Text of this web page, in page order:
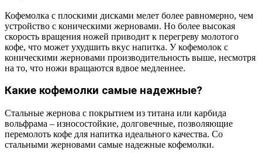
Кофемолка с плоскими дисками мелет более равномерно, чем
устройство с коническими жерновами. Но более высокая
скорость вращения ножей приводит к перегреву молотого
кофе, что может ухудшить вкус напитка. У кофемолок с
коническими жерновами производительность выше, несмотря
на то, что ножи вращаются вдвое медленнее.
Какие кофемолки самые надежные?
Стальные жернова с покрытием из титана или карбида
вольфрама – износостойкие, долговечные, позволяющие
перемолоть кофе для напитка идеального качества. Со
стальными жерновами самые надежные кофемолки.